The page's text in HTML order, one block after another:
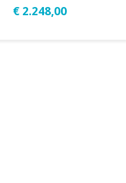
€ 2.248,00